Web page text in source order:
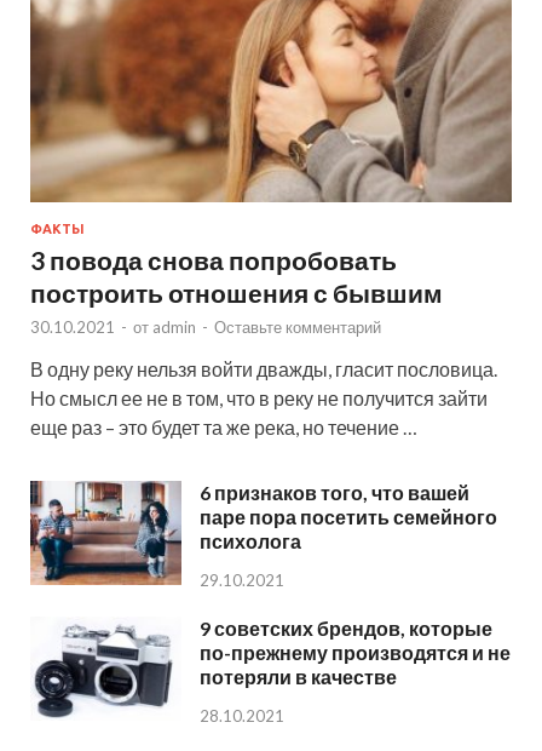
ФАКТЫ
3 повода снова попробовать
построить отношения с бывшим
30.10.2021 - от admin - Оставьте комментарий
В одну реку нельзя войти дважды, гласит пословица.
Но смысл ее не в том, что в реку не получится зайти
еще раз – это будет та же река, но течение …
6 признаков того, что вашей
паре пора посетить семейного
психолога
29.10.2021
9 советских брендов, которые
по-прежнему производятся и не
потеряли в качестве
28.10.2021